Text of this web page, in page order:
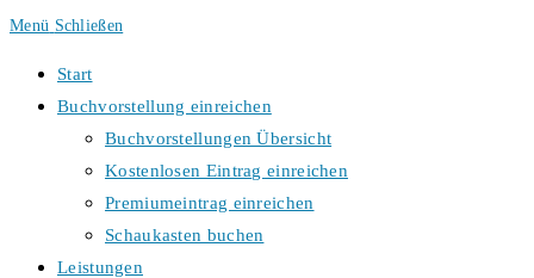
Menü Schließen
Start
Buchvorstellung einreichen
Buchvorstellungen Übersicht
Kostenlosen Eintrag einreichen
Premiumeintrag einreichen
Schaukasten buchen
Leistungen